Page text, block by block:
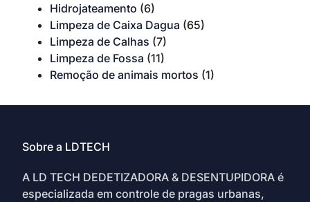
Hidrojateamento (6)
Limpeza de Caixa Dagua (65)
Limpeza de Calhas (7)
Limpeza de Fossa (11)
Remoção de animais mortos (1)
Sobre a LDTECH
A LD TECH DEDETIZADORA & DESENTUPIDORA é
especializada em controle de pragas urbanas,